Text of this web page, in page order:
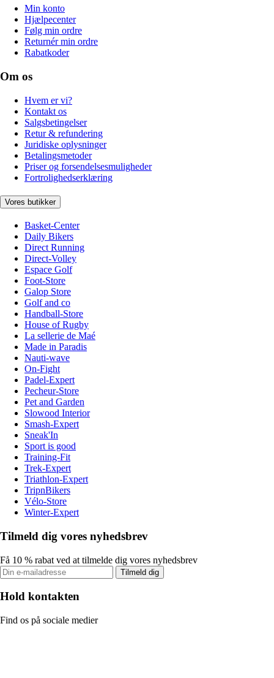
Min konto
Hjælpecenter
Følg min ordre
Returnér min ordre
Rabatkoder
Om os
Hvem er vi?
Kontakt os
Salgsbetingelser
Retur & refundering
Juridiske oplysninger
Betalingsmetoder
Priser og forsendelsesmuligheder
Fortrolighedserklæring
Vores butikker
Basket-Center
Daily Bikers
Direct Running
Direct-Volley
Espace Golf
Foot-Store
Galop Store
Golf and co
Handball-Store
House of Rugby
La sellerie de Maé
Made in Paradis
Nauti-wave
On-Fight
Padel-Expert
Pecheur-Store
Pet and Garden
Slowood Interior
Smash-Expert
Sneak'In
Sport is good
Training-Fit
Trek-Expert
Triathlon-Expert
TripnBikers
Vélo-Store
Winter-Expert
Tilmeld dig vores nyhedsbrev
Få 10 % rabat ved at tilmelde dig vores nyhedsbrev
Tilmeld dig
Hold kontakten
Find os på sociale medier